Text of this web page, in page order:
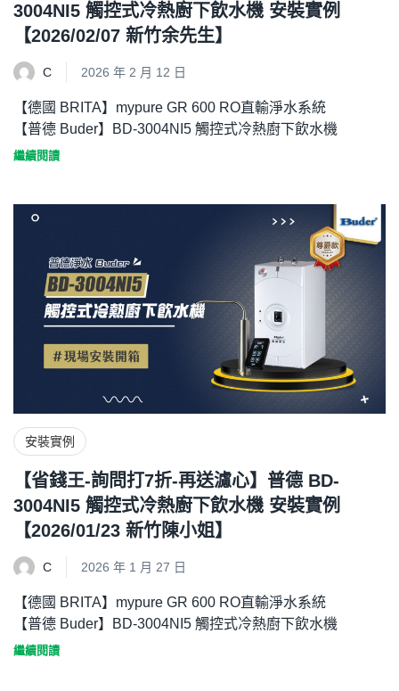
3004NI5 觸控式冷熱廚下飲水機 安裝實例
【2026/02/07 新竹余先生】
C 2026 年 2 月 12 日
【德國 BRITA】mypure GR 600 RO直輸淨水系統
【普德 Buder】BD-3004NI5 觸控式冷熱廚下飲水機
繼續閱讀
安裝實例
【省錢王-詢問打7折-再送濾心】普德 BD-
3004NI5 觸控式冷熱廚下飲水機 安裝實例
【2026/01/23 新竹陳小姐】
C 2026 年 1 月 27 日
【德國 BRITA】mypure GR 600 RO直輸淨水系統
【普德 Buder】BD-3004NI5 觸控式冷熱廚下飲水機
繼續閱讀